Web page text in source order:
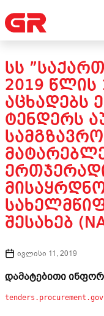
ᲡᲡ
2019 ᲬᲚᲘᲡ
ᲐᲪᲮᲐᲓᲔᲑᲡ
ᲢᲔᲜᲓᲔᲠᲡ
ᲡᲐᲛᲒᲖᲐᲕᲠᲝ
ᲨᲔᲡᲐᲮᲔᲑ
ივლისი 11, 2019
დამატებითი